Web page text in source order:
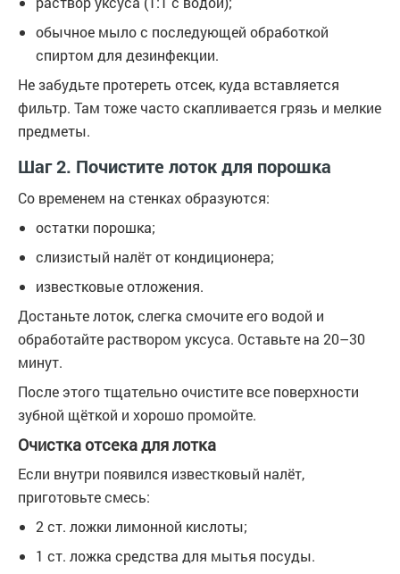
обычное мыло с последующей обработкой
спиртом для дезинфекции.
Не забудьте протереть отсек, куда вставляется
фильтр. Там тоже часто скапливается грязь и мелкие
предметы.
Шаг 2. Почистите лоток для порошка
Со временем на стенках образуются:
остатки порошка;
слизистый налёт от кондиционера;
известковые отложения.
Достаньте лоток, слегка смочите его водой и
обработайте раствором уксуса. Оставьте на 20–30
минут.
После этого тщательно очистите все поверхности
зубной щёткой и хорошо промойте.
Очистка отсека для лотка
Если внутри появился известковый налёт,
приготовьте смесь:
2 ст. ложки лимонной кислоты;
1 ст. ложка средства для мытья посуды.